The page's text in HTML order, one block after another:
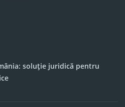
soluție juridică pentru